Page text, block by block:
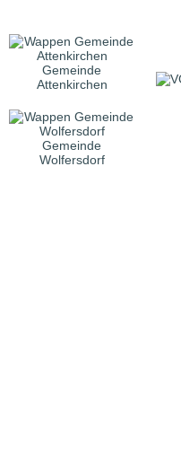
Gemeinde
Attenkirchen
Gemeinde
Wolfersdorf